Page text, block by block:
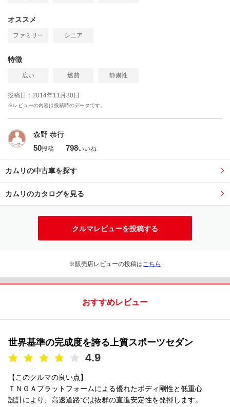
オススメ
ファミリー シニア
特徴
広い 燃費 静粛性
投稿日：2014年11月30日
※レビューの内容は投稿時のデータです。
森野 恭行
50投稿 798いいね
カムリの中古車を探す
カムリのカタログを見る
クルマレビューを投稿する
※販売店レビューの投稿はこちら
おすすめレビュー
世界基準の完成度を誇る上質スポーツセダン
4.9
【このクルマの良い点】
ＴＮＧＡプラットフォームによる優れたボディ剛性と低重心
設計により、高速道路では抜群の直進安定性を発揮します。